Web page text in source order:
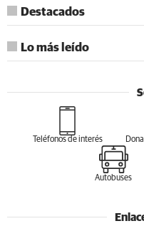
Destacados
Lo más leído
Teléfonos de interés
Autobuses